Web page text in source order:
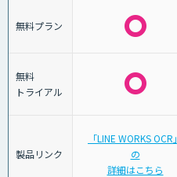
無料プラン
無料
トライアル
製品リンク
「LINE WORKS OCR」
の
詳細はこちら